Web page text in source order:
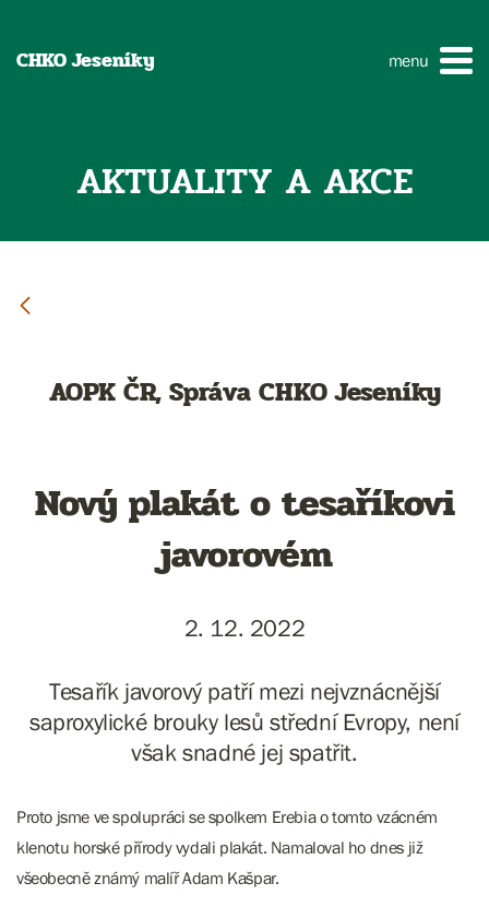
CHKO Jeseníky menu
AKTUALITY A AKCE
AOPK ČR, Správa CHKO Jeseníky
Nový plakát o tesaříkovi
javorovém
2. 12. 2022
Tesařík javorový patří mezi nejvznácnější
saproxylické brouky lesů střední Evropy, není
však snadné jej spatřit.
Proto jsme ve spolupráci se spolkem Erebia o tomto vzácném
klenotu horské přírody vydali plakát. Namaloval ho dnes již
všeobecně známý malíř Adam Kašpar.